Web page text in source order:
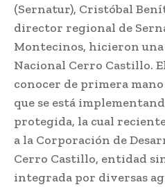
(Sernatur), Cristóbal
director regional de
Montecinos, hicieron
Nacional Cerro Castillo.
conocer de primera
que se está
protegida, la cual
a la Corporación de
Cerro Castillo, entidad
integrada por diversas